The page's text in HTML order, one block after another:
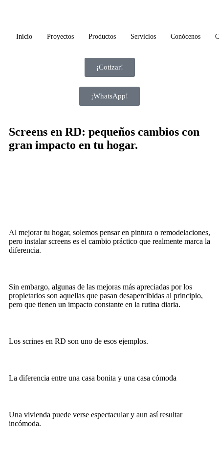
Inicio Proyectos Productos Servicios Conócenos
¡Cotizar!
¡WhatsApp!
Screens en RD: pequeños cambios con
gran impacto en tu hogar.
Al mejorar tu hogar, solemos pensar en pintura o remodelaciones,
pero instalar screens es el cambio práctico que realmente marca la
diferencia.
Sin embargo, algunas de las mejoras más apreciadas por los
propietarios son aquellas que pasan desapercibidas al principio,
pero que tienen un impacto constante en la rutina diaria.
Los scrines en RD son uno de esos ejemplos.
La diferencia entre una casa bonita y una casa cómoda
Una vivienda puede verse espectacular y aun así resultar
incómoda.